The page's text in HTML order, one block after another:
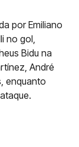
por Emiliano
no gol,
Bidu na
André
enquanto